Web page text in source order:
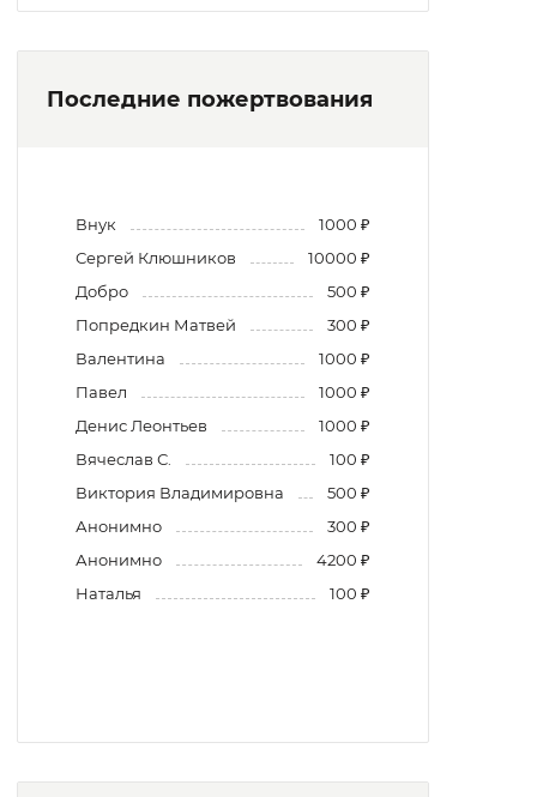
Последние пожертвования
Внук
1000 ₽
Сергей Клюшников
10000 ₽
Добро
500 ₽
Попредкин Матвей
300 ₽
Валентина
1000 ₽
Павел
1000 ₽
Денис Леонтьев
1000 ₽
Вячеслав С.
100 ₽
Виктория Владимировна
500 ₽
Анонимно
300 ₽
Анонимно
4200 ₽
Наталья
100 ₽